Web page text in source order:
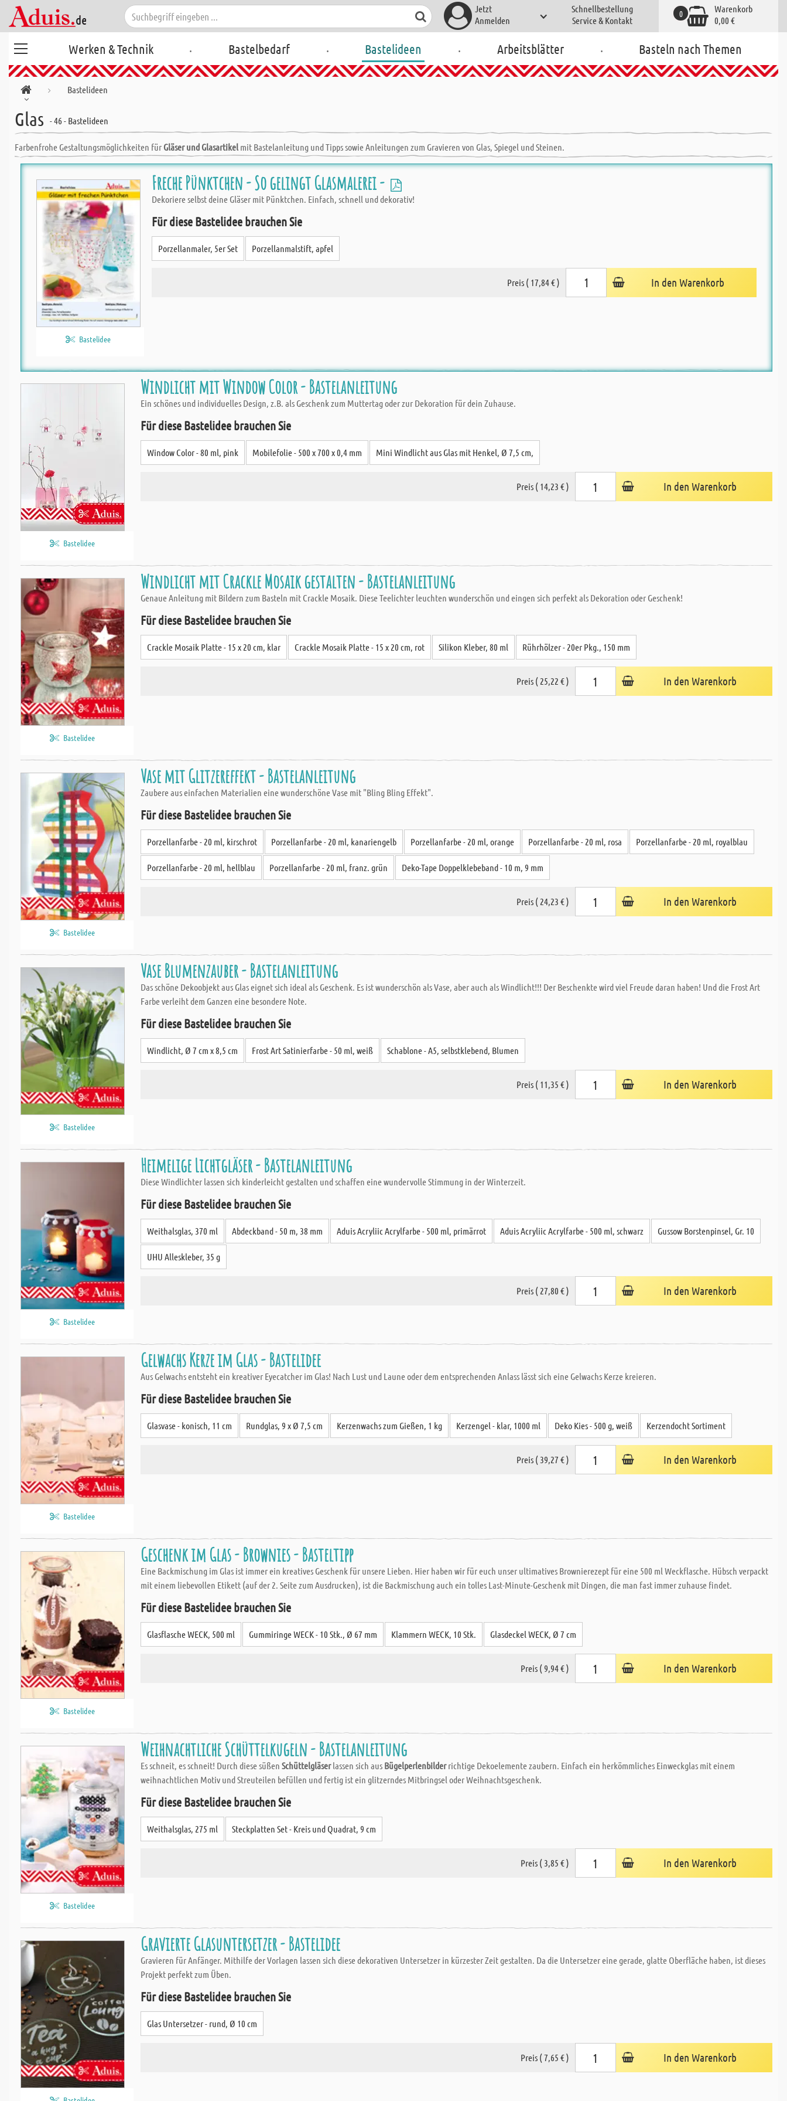
Jetzt
Anmelden
Schnellbestellung
Service & Kontakt
Warenkorb
0,00 €
0
Werken & Technik . Bastelbedarf . Bastelideen . Arbeitsblätter . Basteln nach Themen
Bastelideen
Glas - 46 - Bastelideen
Farbenfrohe Gestaltungsmöglichkeiten für Gläser und Glasartikelmit Bastelanleitung und Tipps sowie Anleitungen zum Gravieren von Glas, Spiegel und Steinen.
Bastelidee
Freche Pünktchen - So gelingt Glasmalerei -
Dekoriere selbst deine Gläser mit Pünktchen. Einfach, schnell und dekorativ!
Für diese Bastelidee brauchen Sie
Porzellanmaler, 5er Set Porzellanmalstift, apfel
Preis ( 17,84 € ) In den Warenkorb
Bastelidee
Windlicht mit Window Color - Bastelanleitung
Ein schönes und individuelles Design, z.B. als Geschenk zum Muttertag oder zur Dekoration für dein Zuhause.
Für diese Bastelidee brauchen Sie
Window Color - 80 ml, pink Mobilefolie - 500 x 700 x 0,4 mm Mini Windlicht aus Glas mit Henkel, Ø 7,5 cm,
Preis ( 14,23 € ) In den Warenkorb
Bastelidee
Windlicht mit Crackle Mosaik gestalten - Bastelanleitung
Genaue Anleitung mit Bildern zum Basteln mit Crackle Mosaik. Diese Teelichter leuchten wunderschön und eingen sich perfekt als Dekoration oder Geschenk!
Für diese Bastelidee brauchen Sie
Crackle Mosaik Platte - 15 x 20 cm, klar Crackle Mosaik Platte - 15 x 20 cm, rot Silikon Kleber, 80 ml Rührhölzer - 20er Pkg., 150 mm
Preis ( 25,22 € ) In den Warenkorb
Bastelidee
Vase mit Glitzereffekt - Bastelanleitung
Zaubere aus einfachen Materialien eine wunderschöne Vase mit "Bling Bling Effekt".
Für diese Bastelidee brauchen Sie
Porzellanfarbe - 20 ml, kirschrot Porzellanfarbe - 20 ml, kanariengelb Porzellanfarbe - 20 ml, orange Porzellanfarbe - 20 ml, rosa Porzellanfarbe - 20 ml, royalblau
Porzellanfarbe - 20 ml, hellblau Porzellanfarbe - 20 ml, franz. grün Deko-Tape Doppelklebeband - 10 m, 9 mm
Preis ( 24,23 € ) In den Warenkorb
Bastelidee
Vase Blumenzauber - Bastelanleitung
Das schöne Dekoobjekt aus Glas eignet sich ideal als Geschenk. Es ist wunderschön als Vase, aber auch als Windlicht!!! Der Beschenkte wird viel Freude daran haben! Und die Frost Art
Farbe verleiht dem Ganzen eine besondere Note.
Für diese Bastelidee brauchen Sie
Windlicht, Ø 7 cm x 8,5 cm Frost Art Satinierfarbe - 50 ml, weiß Schablone - A5, selbstklebend, Blumen
Preis ( 11,35 € ) In den Warenkorb
Bastelidee
Heimelige Lichtgläser - Bastelanleitung
Diese Windlichter lassen sich kinderleicht gestalten und schaffen eine wundervolle Stimmung in der Winterzeit.
Für diese Bastelidee brauchen Sie
Weithalsglas, 370 ml Abdeckband - 50 m, 38 mm Aduis Acryliic Acrylfarbe - 500 ml, primärrot Aduis Acryliic Acrylfarbe - 500 ml, schwarz Gussow Borstenpinsel, Gr. 10
UHU Alleskleber, 35 g
Preis ( 27,80 € ) In den Warenkorb
Bastelidee
Gelwachs Kerze im Glas - Bastelidee
Aus Gelwachs entsteht ein kreativer Eyecatcher im Glas! Nach Lust und Laune oder dem entsprechenden Anlass lässt sich eine Gelwachs Kerze kreieren.
Für diese Bastelidee brauchen Sie
Glasvase - konisch, 11 cm Rundglas, 9 x Ø 7,5 cm Kerzenwachs zum Gießen, 1 kg Kerzengel - klar, 1000 ml Deko Kies - 500 g, weiß Kerzendocht Sortiment
Preis ( 39,27 € ) In den Warenkorb
Bastelidee
Geschenk im Glas - Brownies - Basteltipp
Eine Backmischung im Glas ist immer ein kreatives Geschenk für unsere Lieben. Hier haben wir für euch unser ultimatives Brownierezept für eine 500 ml Weckflasche. Hübsch verpackt
mit einem liebevollen Etikett (auf der 2. Seite zum Ausdrucken), ist die Backmischung auch ein tolles Last-Minute-Geschenk mit Dingen, die man fast immer zuhause findet.
Für diese Bastelidee brauchen Sie
Glasflasche WECK, 500 ml Gummiringe WECK - 10 Stk., Ø 67 mm Klammern WECK, 10 Stk. Glasdeckel WECK, Ø 7 cm
Preis ( 9,94 € ) In den Warenkorb
Bastelidee
Weihnachtliche Schüttelkugeln - Bastelanleitung
Es schneit, es schneit! Durch diese süßenSchüttelgläserlassen sich aus Bügelperlenbilderrichtige Dekoelemente zaubern. Einfach ein herkömmliches Einweckglas mit einem
weihnachtlichen Motiv und Streuteilen befüllen und fertig ist ein glitzerndes Mitbringsel oder Weihnachtsgeschenk.
Für diese Bastelidee brauchen Sie
Weithalsglas, 275 ml Steckplatten Set - Kreis und Quadrat, 9 cm
Preis ( 3,85 € ) In den Warenkorb
Gravierte Glasuntersetzer - Bastelidee
Gravieren für Anfänger. Mithilfe der Vorlagen lassen sich diese dekorativen Untersetzer in kürzester Zeit gestalten. Da die Untersetzer eine gerade, glatte Oberfläche haben, ist dieses
Projekt perfekt zum Üben.
Für diese Bastelidee brauchen Sie
Glas Untersetzer - rund, Ø 10 cm
Preis ( 7,65 € ) In den Warenkorb